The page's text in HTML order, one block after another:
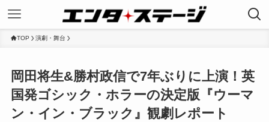
TOP 演劇・舞台
岡田将生&勝村政信で7年ぶりに上演！英
国発ゴシック・ホラーの決定版『ウーマ
ン・イン・ブラック』観劇レポート